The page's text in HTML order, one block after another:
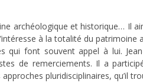
archéologique et historique… Il
à la totalité du patrimoine
qui font souvent appel à lui.
de remerciements. Il a
pluridisciplinaires, qu’il